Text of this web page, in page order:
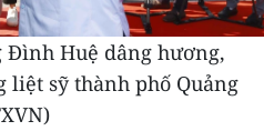
Đình Huệ dâng hương,
liệt sỹ thành phố Quảng